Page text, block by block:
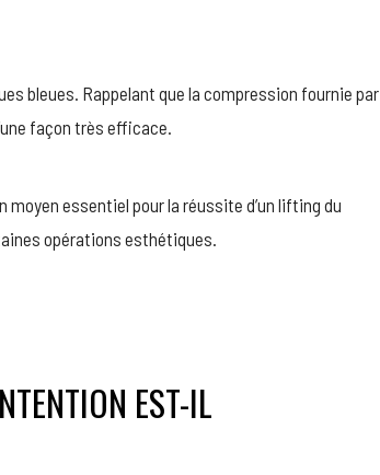
bleues. Rappelant que la compression fournie par
façon très efficace.
essentiel pour la réussite d’un lifting du
opérations esthétiques.
EST-IL